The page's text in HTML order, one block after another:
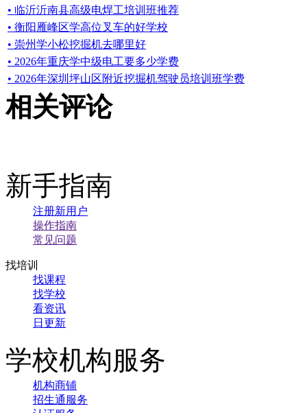
• 临沂沂南县高级电焊工培训班推荐
• 衡阳雁峰区学高位叉车的好学校
• 崇州学小松挖掘机去哪里好
• 2026年重庆学中级电工要多少学费
• 2026年深圳坪山区附近挖掘机驾驶员培训班学费
相关评论
新手指南
注册新用户
操作指南
常见问题
找培训
找课程
找学校
看资讯
日更新
学校机构服务
机构商铺
招生通服务